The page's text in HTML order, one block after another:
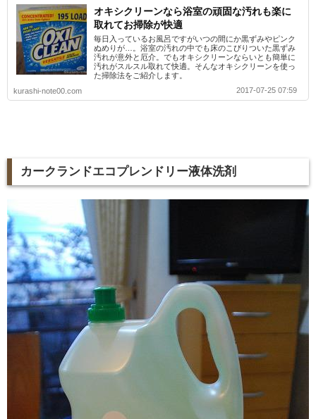
オキシクリーンなら浴室の頑固な汚れも楽に
取れてお掃除が快適
毎日入っているお風呂ですがいつの間にか黒ずみやピンク
ぬめりが…。浴室の汚れの中でも床のこびりついた黒ずみ
汚れが意外と厄介。でもオキシクリーンならいとも簡単に
汚れがスルスル取れて快適。そんなオキシクリーンを使っ
た掃除法をご紹介します。
kurashi-note00.com
2017-07-25 07:59
カークランドエコプレンドリー液体洗剤